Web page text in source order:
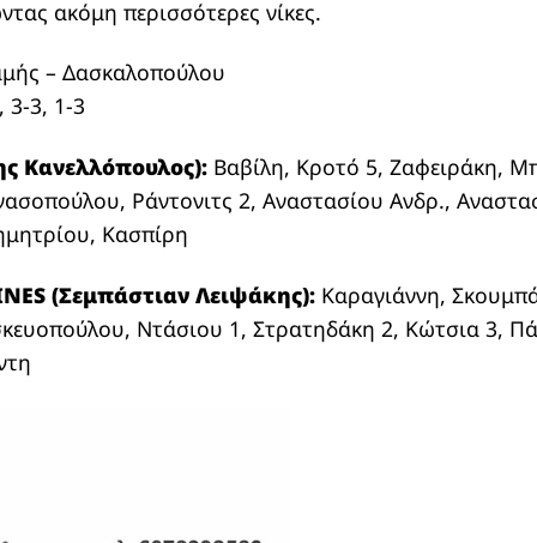
ακόμη περισσότερες νίκες.
– Δασκαλοπούλου
3-3, 1-3
Κανελλόπουλος): Βαβίλη, Κροτό 5, Ζαφειράκη,
Ράντονιτς 2, Αναστασίου Ανδρ.,
Κασπίρη
(Σεμπάστιαν Λειψάκης): Καραγιάννη,
Ντάσιου 1, Στρατηδάκη 2, Κώτσια 3,